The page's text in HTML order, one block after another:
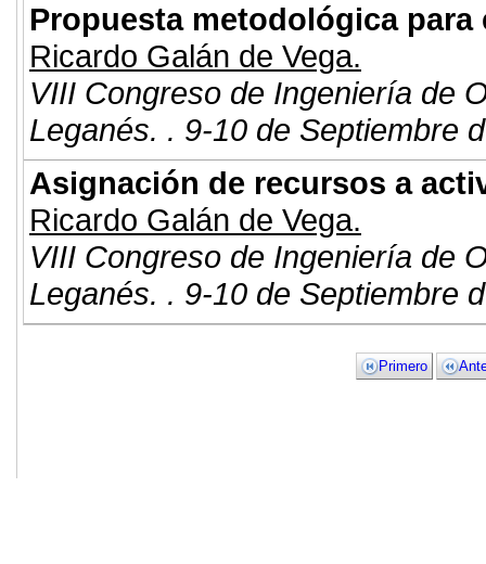
Propuesta metodológica
Ricardo Galán de Vega.
VIII Congreso de Ingeniería de
Leganés. . 9-10 de Septiembre
Asignación de recursos a
Ricardo Galán de Vega.
VIII Congreso de Ingeniería de
Leganés. . 9-10 de Septiembre
Primero